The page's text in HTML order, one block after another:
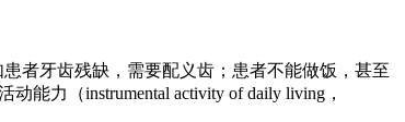
者牙齿残缺，需要配义齿；患者不能做饭，甚至
能力（instrumental activity of daily living，